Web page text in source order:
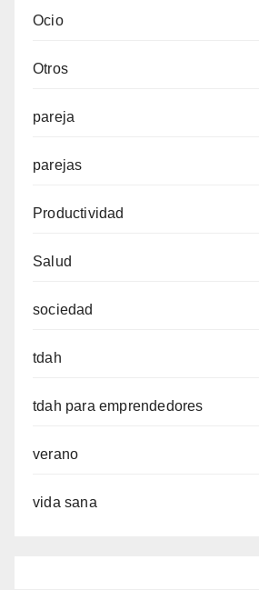
Ocio
Otros
pareja
parejas
Productividad
Salud
sociedad
tdah
tdah para emprendedores
verano
vida sana